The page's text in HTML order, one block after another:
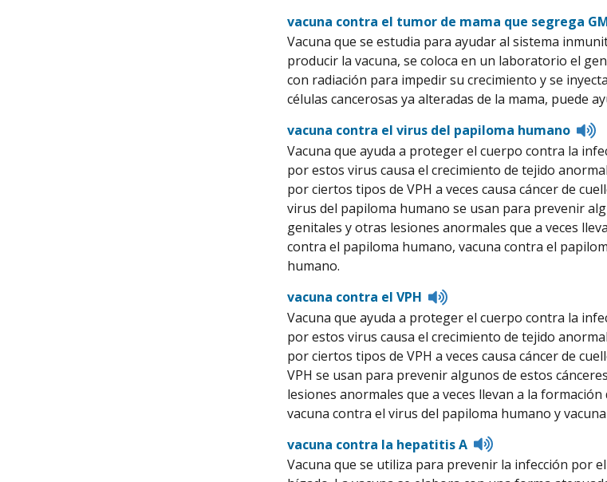
vacuna contra el tumor de mama que segrega
Vacuna que se estudia para ayudar al sistema
producir la vacuna, se coloca en un laboratorio el
con radiación para impedir su crecimiento y se
células cancerosas ya alteradas de la mama, puede
vacuna contra el virus del papiloma humano
to
Vacuna que ayuda a proteger el cuerpo contra la
por estos virus causa el crecimiento de tejido
por ciertos tipos de VPH a veces causa cáncer de
virus del papiloma humano se usan para prevenir
genitales y otras lesiones anormales que a veces
contra el papiloma humano, vacuna contra el
humano.
vacuna contra el VPH
Listen
pronunciation
Vacuna que ayuda a proteger el cuerpo contra la
por estos virus causa el crecimiento de tejido
por ciertos tipos de VPH a veces causa cáncer de
VPH se usan para prevenir algunos de estos
lesiones anormales que a veces llevan a la
vacuna contra el virus del papiloma humano y
vacuna contra la hepatitis A
Listen
to
pronunciation
Vacuna que se utiliza para prevenir la infección por